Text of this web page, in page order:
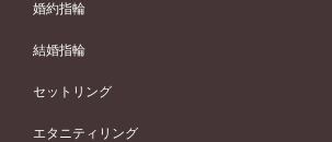
婚約指輪
婚約指輪 (エンゲージリング)
婚約指輪一覧
結婚指輪
結婚指輪 (マリッジリング)
結婚指輪一覧
セットリング
セットリング
エタニティリング